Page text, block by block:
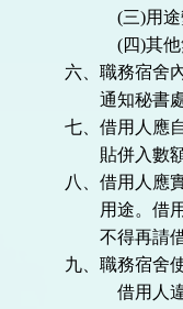
(三)用
(四)其
六、職務宿舍
通知秘書
七、借用人應
貼併入數
八、借用人應
用途。借
不得再請
九、職務宿舍
借用人